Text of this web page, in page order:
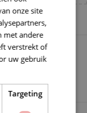
NL
verzonden
onze site
met andere
verstrekt of
uw gebruik
Targeting